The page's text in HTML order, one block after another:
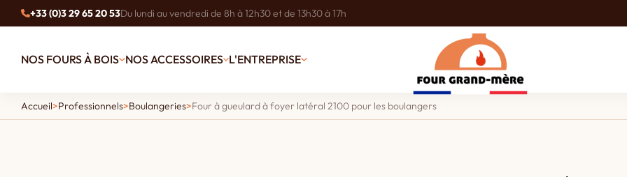
+33 (0)3 29 65 20 53Du lundi au vendredi de 8h à 12h30 et de 13h30 à 17h
NOS FOURS À BOIS NOS ACCESSOIRES L'ENTREPRISE
Accueil>Professionnels>Boulangeries>Four à gueulard à foyer latéral 2100 pour les boulangers